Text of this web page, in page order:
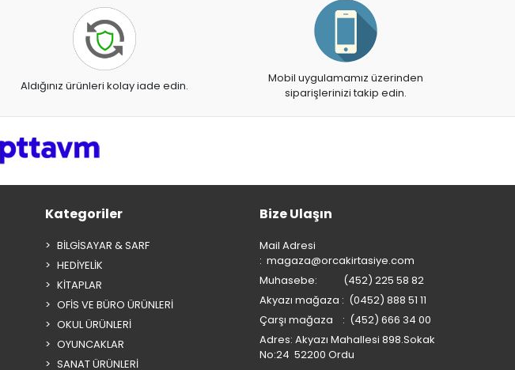
Aldığınız ürünleri kolay iade edin.
Mobil uygulamamız üzerinden
siparişlerinizi takip edin.
Kategoriler
BİLGİSAYAR & SARF
HEDİYELİK
KİTAPLAR
OFİS VE BÜRO ÜRÜNLERİ
OKUL ÜRÜNLERİ
OYUNCAKLAR
SANAT ÜRÜNLERİ
Bize Ulaşın
Mail Adresi
: magaza@orcakirtasiye.com
Muhasebe: (452) 225 58 82
Akyazı mağaza : (0452) 888 51 11
Çarşı mağaza : (452) 666 34 00
Adres: Akyazı Mahallesi 898.Sokak
No:24 52200 Ordu